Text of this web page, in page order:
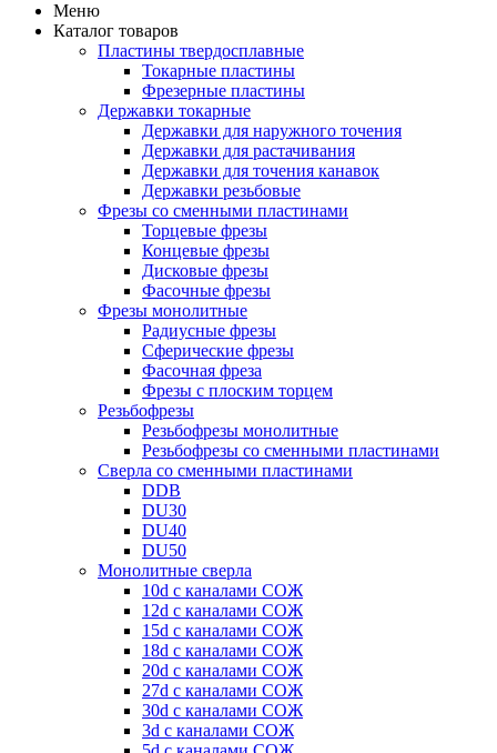
Меню
Каталог товаров
Пластины твердосплавные
Токарные пластины
Фрезерные пластины
Державки токарные
Державки для наружного точения
Державки для растачивания
Державки для точения канавок
Державки резьбовые
Фрезы со сменными пластинами
Торцевые фрезы
Концевые фрезы
Дисковые фрезы
Фасочные фрезы
Фрезы монолитные
Радиусные фрезы
Сферические фрезы
Фасочная фреза
Фрезы с плоским торцем
Резьбофрезы
Резьбофрезы монолитные
Резьбофрезы со сменными пластинами
Сверла со сменными пластинами
DDB
DU30
DU40
DU50
Монолитные сверла
10d с каналами СОЖ
12d с каналами СОЖ
15d с каналами СОЖ
18d с каналами СОЖ
20d с каналами СОЖ
27d с каналами СОЖ
30d с каналами СОЖ
3d с каналами СОЖ